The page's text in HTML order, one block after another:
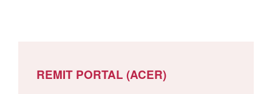
REMIT PORTAL (ACER)